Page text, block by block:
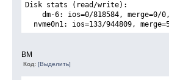
Disk stats (read/write):
dm-6: ios=0/818584, merge=0/
nvme0n1: ios=133/944809,
ВМ
Код: [Выделить]